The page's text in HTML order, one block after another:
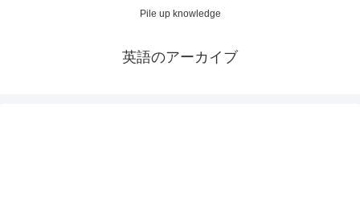
Pile up knowledge
英語のアーカイブ